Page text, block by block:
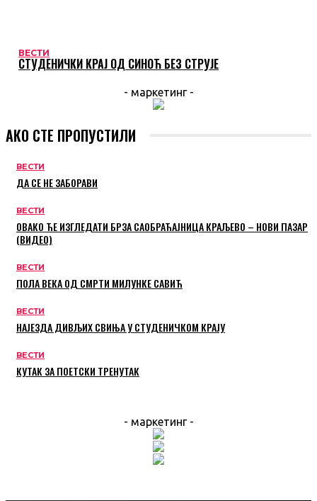
ВЕСТИ
СТУДЕНИЧКИ КРАЈ ОД СИНОЋ БЕЗ СТРУЈЕ
- маркетинг -
АКО СТЕ ПРОПУСТИЛИ
ВЕСТИ
ДА СЕ НЕ ЗАБОРАВИ
ВЕСТИ
ОВАКО ЋЕ ИЗГЛЕДАТИ БРЗА САОБРАЋАЈНИЦА КРАЉЕВО – НОВИ ПАЗАР
(ВИДЕО)
ВЕСТИ
ПОЛА ВЕКА ОД СМРТИ МИЛУНКЕ САВИЋ
ВЕСТИ
НАЈЕЗДА ДИВЉИХ СВИЊА У СТУДЕНИЧКОМ КРАЈУ
ВЕСТИ
КУТАК ЗА ПОЕТСКИ ТРЕНУТАК
- маркетинг -